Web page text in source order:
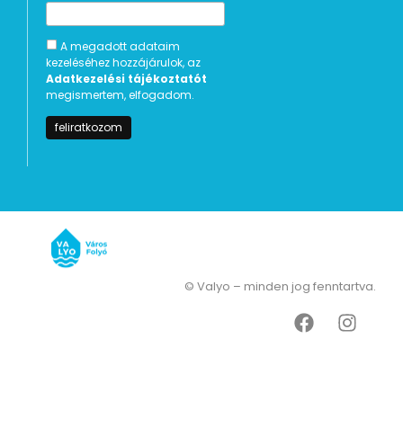
A megadott adataim
kezeléséhez hozzájárulok, az
Adatkezelési tájékoztatót
megismertem, elfogadom.
© Valyo – minden jog fenntartva.